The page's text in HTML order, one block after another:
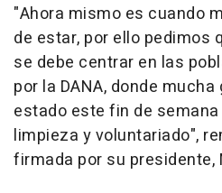
"Ahora mismo es cuando
de estar, por ello pedimos
se debe centrar en las
por la DANA, donde
estado este fin de
limpieza y voluntariado",
firmada por su presidente,